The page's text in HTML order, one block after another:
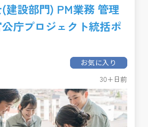
建設部門) PM業務 管理
庁プロジェクト統括ポ
お気に入り
30+日前